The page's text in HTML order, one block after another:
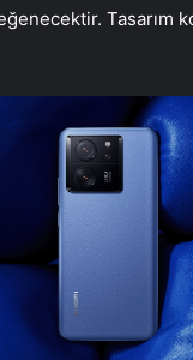
Tasarım